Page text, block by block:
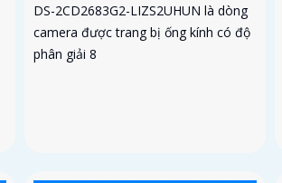
DS-2CD2683G2-LIZS2UHUN là dòng
camera được trang bị ống kính có độ
phân giải 8